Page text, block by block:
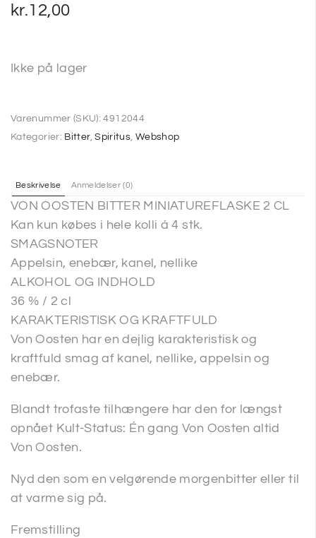
kr.12,00
Ikke på lager
Varenummer (SKU):4912044
Kategorier: Bitter,Spiritus, Webshop
Beskrivelse Anmeldelser (0)
VON OOSTEN BITTER MINIATUREFLASKE 2 CL
Kan kun købes i hele kolli á 4 stk.
SMAGSNOTER
Appelsin, enebær, kanel, nellike
ALKOHOL OG INDHOLD
36 % / 2 cl
KARAKTERISTISK OG KRAFTFULD
Von Oosten har en dejlig karakteristisk og
kraftfuld smag af kanel, nellike, appelsin og
enebær.
Blandt trofaste tilhængere har den for længst
opnået Kult-Status: Én gang Von Oosten altid
Von Oosten.
Nyd den som en velgørende morgenbitter eller til
at varme sig på.
Fremstilling